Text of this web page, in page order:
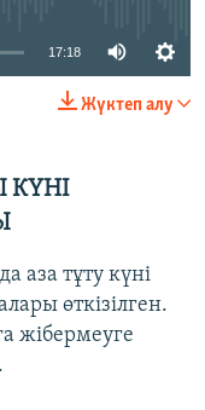
17:18
Жүктеп алу
КҮНІ
аза тұту күні
өткізілген.
жібермеуге